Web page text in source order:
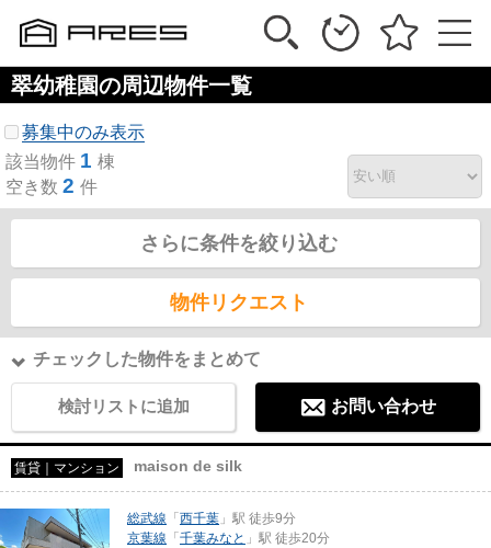
翠幼稚園の周辺物件一覧
募集中のみ表示
該当物件 1 棟
空き数 2 件
さらに条件を絞り込む
物件リクエスト
チェックした物件をまとめて
検討リストに追加 お問い合わせ
賃貸｜マンション maison de silk
総武線 「 西千葉 」駅 徒歩9分
京葉線 「 千葉みなと 」駅 徒歩20分